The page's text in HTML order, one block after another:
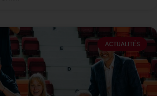
ACTUALITÉS